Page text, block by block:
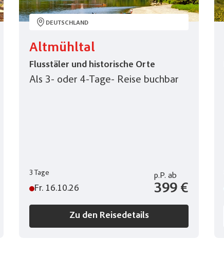
DEUTSCHLAND
Altmühltal
Flusstäler und historische Orte
Als 3- oder 4-Tage- Reise buchbar
3 Tage
Fr. 16.10.26
p.P. ab
399 €
Zu den Reisedetails